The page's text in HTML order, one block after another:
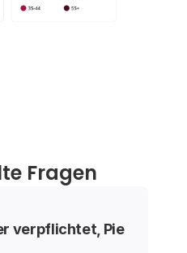
Fragen
verpflichtet, Pie